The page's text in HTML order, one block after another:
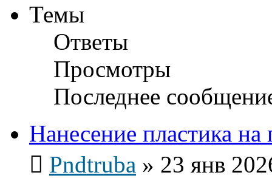
Темы
Ответы
Просмотры
Последнее
Нанесение пластика на
Pndtruba » 23 янв